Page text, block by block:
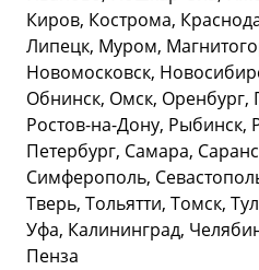
Киров, Кострома,
Липецк, Муром,
Новомосковск,
Обнинск, Омск, Оренбург,
Ростов-на-Дону, Рыбинск,
Петербург, Самара,
Симферополь,
Тверь, Тольятти, Томск,
Уфа, Калининград,
Пенза